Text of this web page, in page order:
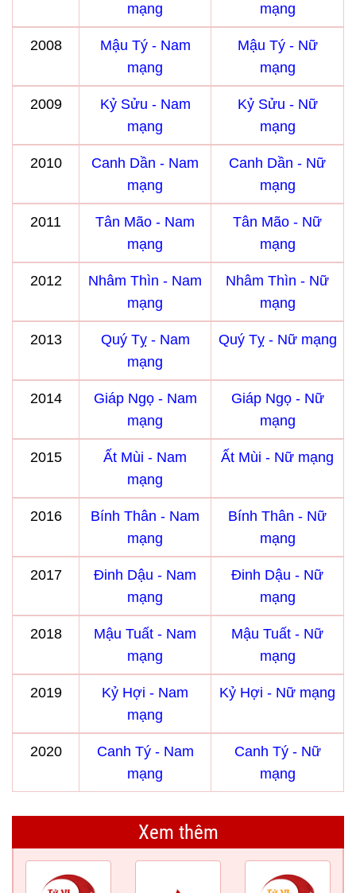
mạng
mạng
2008
Mậu Tý - Nam
mạng
Mậu Tý - Nữ
mạng
2009
Kỷ Sửu - Nam
mạng
Kỷ Sửu - Nữ
mạng
2010
Canh Dần - Nam
mạng
Canh Dần - Nữ
mạng
2011
Tân Mão - Nam
mạng
Tân Mão - Nữ
mạng
2012
Nhâm Thìn - Nam
mạng
Nhâm Thìn - Nữ
mạng
2013
Quý Tỵ - Nam
mạng
Quý Tỵ - Nữ mạng
2014
Giáp Ngọ - Nam
mạng
Giáp Ngọ - Nữ
mạng
2015
Ất Mùi - Nam
mạng
Ất Mùi - Nữ mạng
2016
Bính Thân - Nam
mạng
Bính Thân - Nữ
mạng
2017
Đinh Dậu - Nam
mạng
Đinh Dậu - Nữ
mạng
2018
Mậu Tuất - Nam
mạng
Mậu Tuất - Nữ
mạng
2019
Kỷ Hợi - Nam
mạng
Kỷ Hợi - Nữ mạng
2020
Canh Tý - Nam
mạng
Canh Tý - Nữ
mạng
Xem thêm